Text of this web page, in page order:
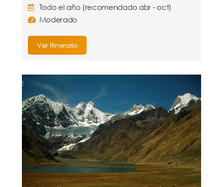
Todo el año (recomendado abr - oct)
Moderado
Ver Itinerario